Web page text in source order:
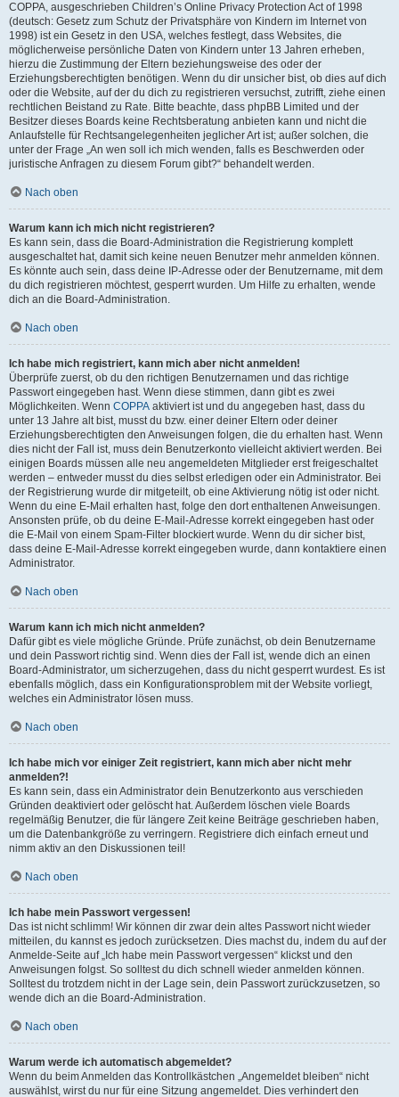
COPPA, ausgeschrieben Children’s Online Privacy Protection Act of 1998
(deutsch: Gesetz zum Schutz der Privatsphäre von Kindern im Internet von
1998) ist ein Gesetz in den USA, welches festlegt, dass Websites, die
möglicherweise persönliche Daten von Kindern unter 13 Jahren erheben,
hierzu die Zustimmung der Eltern beziehungsweise des oder der
Erziehungsberechtigten benötigen. Wenn du dir unsicher bist, ob dies auf dich
oder die Website, auf der du dich zu registrieren versuchst, zutrifft, ziehe einen
rechtlichen Beistand zu Rate. Bitte beachte, dass phpBB Limited und der
Besitzer dieses Boards keine Rechtsberatung anbieten kann und nicht die
Anlaufstelle für Rechtsangelegenheiten jeglicher Art ist; außer solchen, die
unter der Frage „An wen soll ich mich wenden, falls es Beschwerden oder
juristische Anfragen zu diesem Forum gibt?“ behandelt werden.
Nach oben
Warum kann ich mich nicht registrieren?
Es kann sein, dass die Board-Administration die Registrierung komplett
ausgeschaltet hat, damit sich keine neuen Benutzer mehr anmelden können.
Es könnte auch sein, dass deine IP-Adresse oder der Benutzername, mit dem
du dich registrieren möchtest, gesperrt wurden. Um Hilfe zu erhalten, wende
dich an die Board-Administration.
Nach oben
Ich habe mich registriert, kann mich aber nicht anmelden!
Überprüfe zuerst, ob du den richtigen Benutzernamen und das richtige
Passwort eingegeben hast. Wenn diese stimmen, dann gibt es zwei
Möglichkeiten. Wenn COPPA aktiviert ist und du angegeben hast, dass du
unter 13 Jahre alt bist, musst du bzw. einer deiner Eltern oder deiner
Erziehungsberechtigten den Anweisungen folgen, die du erhalten hast. Wenn
dies nicht der Fall ist, muss dein Benutzerkonto vielleicht aktiviert werden. Bei
einigen Boards müssen alle neu angemeldeten Mitglieder erst freigeschaltet
werden – entweder musst du dies selbst erledigen oder ein Administrator. Bei
der Registrierung wurde dir mitgeteilt, ob eine Aktivierung nötig ist oder nicht.
Wenn du eine E-Mail erhalten hast, folge den dort enthaltenen Anweisungen.
Ansonsten prüfe, ob du deine E-Mail-Adresse korrekt eingegeben hast oder
die E-Mail von einem Spam-Filter blockiert wurde. Wenn du dir sicher bist,
dass deine E-Mail-Adresse korrekt eingegeben wurde, dann kontaktiere einen
Administrator.
Nach oben
Warum kann ich mich nicht anmelden?
Dafür gibt es viele mögliche Gründe. Prüfe zunächst, ob dein Benutzername
und dein Passwort richtig sind. Wenn dies der Fall ist, wende dich an einen
Board-Administrator, um sicherzugehen, dass du nicht gesperrt wurdest. Es ist
ebenfalls möglich, dass ein Konfigurationsproblem mit der Website vorliegt,
welches ein Administrator lösen muss.
Nach oben
Ich habe mich vor einiger Zeit registriert, kann mich aber nicht mehr
anmelden?!
Es kann sein, dass ein Administrator dein Benutzerkonto aus verschieden
Gründen deaktiviert oder gelöscht hat. Außerdem löschen viele Boards
regelmäßig Benutzer, die für längere Zeit keine Beiträge geschrieben haben,
um die Datenbankgröße zu verringern. Registriere dich einfach erneut und
nimm aktiv an den Diskussionen teil!
Nach oben
Ich habe mein Passwort vergessen!
Das ist nicht schlimm! Wir können dir zwar dein altes Passwort nicht wieder
mitteilen, du kannst es jedoch zurücksetzen. Dies machst du, indem du auf der
Anmelde-Seite auf „Ich habe mein Passwort vergessen“ klickst und den
Anweisungen folgst. So solltest du dich schnell wieder anmelden können.
Solltest du trotzdem nicht in der Lage sein, dein Passwort zurückzusetzen, so
wende dich an die Board-Administration.
Nach oben
Warum werde ich automatisch abgemeldet?
Wenn du beim Anmelden das Kontrollkästchen „Angemeldet bleiben“ nicht
auswählst, wirst du nur für eine Sitzung angemeldet. Dies verhindert den